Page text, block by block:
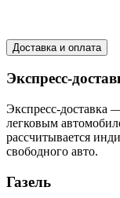
Доставка и оплата
Экспресс-
Экспресс-доставка
легковым
рассчитывается
свободного авто.
Газель